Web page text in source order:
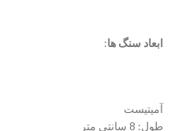
ابعاد سنگ ها:
آمیتیست
طول: 8 سانتی متر